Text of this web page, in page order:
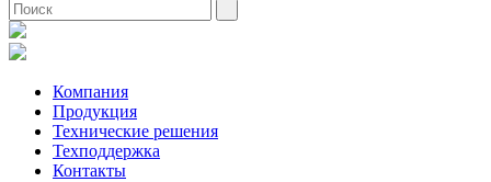
Компания
Продукция
Технические решения
Техподдержка
Контакты